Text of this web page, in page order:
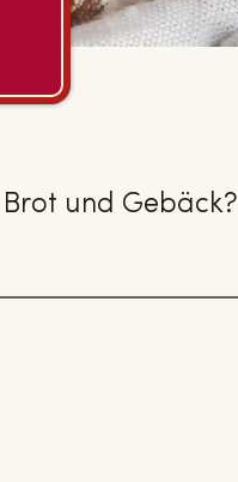
und Gebäck?